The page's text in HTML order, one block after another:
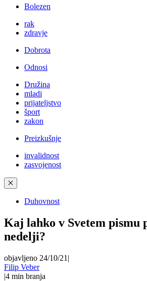
Bolezen
rak
zdravje
Dobrota
Odnosi
Družina
mladi
prijateljstvo
šport
zakon
Preizkušnje
invalidnost
zasvojenost
✕
Duhovnost
Kaj lahko v Svetem pismu
nedelji?
objavljeno 24/10/21 |
Filip Veber
|4 min branja